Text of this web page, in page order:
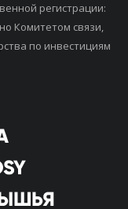
регистрации:
Комитетом связи,
по инвестициям